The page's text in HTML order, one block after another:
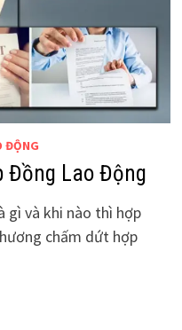
ĐỘNG
Đồng Lao Động
gì và khi nào thì hợp
chấm dứt hợp